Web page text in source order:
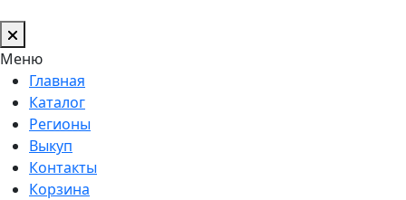
Меню
Главная
Каталог
Регионы
Выкуп
Контакты
Корзина